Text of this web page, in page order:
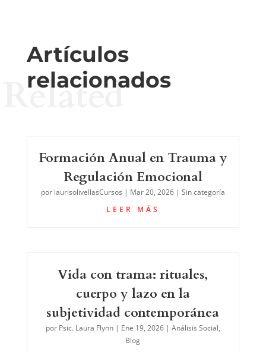
Artículos
relacionados
Related
Formación Anual en Trauma y
Regulación Emocional
por laurisolivellasCursos | Mar 20, 2026| Sin categoría
LEER MÁS
Vida con trama: rituales,
cuerpo y lazo en la
subjetividad contemporánea
por Psic. Laura Flynn| Ene 19, 2026| Análisis Social,
Blog